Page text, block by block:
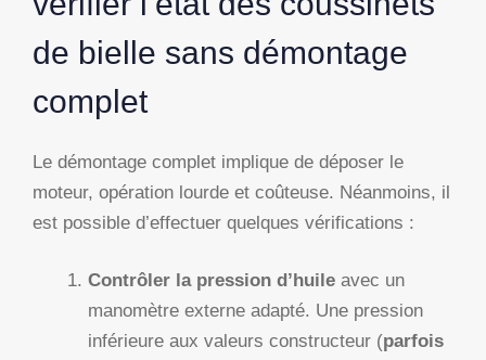
de bielle sans démontage
complet
Le démontage complet implique de déposer le
moteur, opération lourde et coûteuse. Néanmoins, il
est possible d’effectuer quelques vérifications :
Contrôler la pression d’huile avec un
manomètre externe adapté. Une pression
inférieure aux valeurs constructeur (parfois